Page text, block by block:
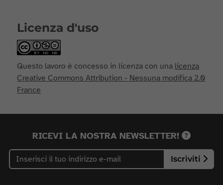
Licenza d'uso
Questo lavoro è concesso in licenza con una licenza
Creative Commons Attribution - Nessuna modifica 2.0
France
RICEVI LA NOSTRA NEWSLETTER!
Iscriviti